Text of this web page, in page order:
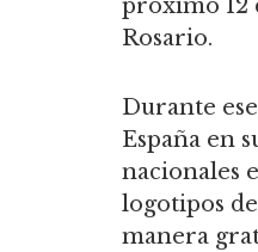
próximo 12
Rosario.
Durante
España en
nacionales
logotipos
manera